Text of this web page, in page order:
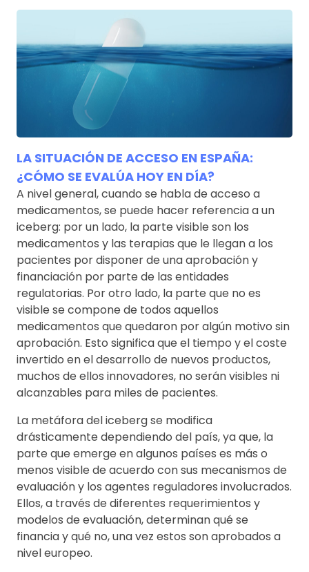
LA SITUACIÓN DE ACCESO EN ESPAÑA:
¿CÓMO SE EVALÚA HOY EN DÍA?
A nivel general, cuando se habla de acceso a
medicamentos, se puede hacer referencia a un
iceberg: por un lado, la parte visible son los
medicamentos y las terapias que le llegan a los
pacientes por disponer de una aprobación y
financiación por parte de las entidades
regulatorias. Por otro lado, la parte que no es
visible se compone de todos aquellos
medicamentos que quedaron por algún motivo sin
aprobación. Esto significa que el tiempo y el coste
invertido en el desarrollo de nuevos productos,
muchos de ellos innovadores, no serán visibles ni
alcanzables para miles de pacientes.
La metáfora del iceberg se modifica
drásticamente dependiendo del país, ya que, la
parte que emerge en algunos países es más o
menos visible de acuerdo con sus mecanismos de
evaluación y los agentes reguladores involucrados.
Ellos, a través de diferentes requerimientos y
modelos de evaluación, determinan qué se
financia y qué no, una vez estos son aprobados a
nivel europeo.